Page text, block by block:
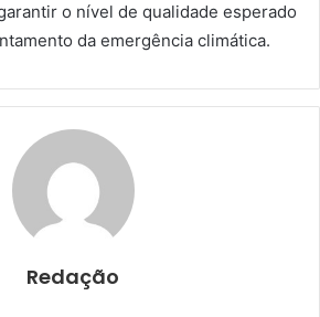
o nível de qualidade esperado
da emergência climática.
Redação